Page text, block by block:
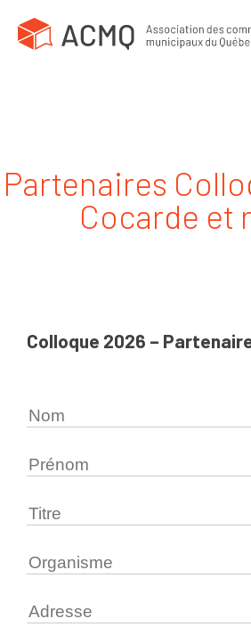
Partenaires
Cocarde et
cocarde
2026
Partenaires
Colloque 2026 –